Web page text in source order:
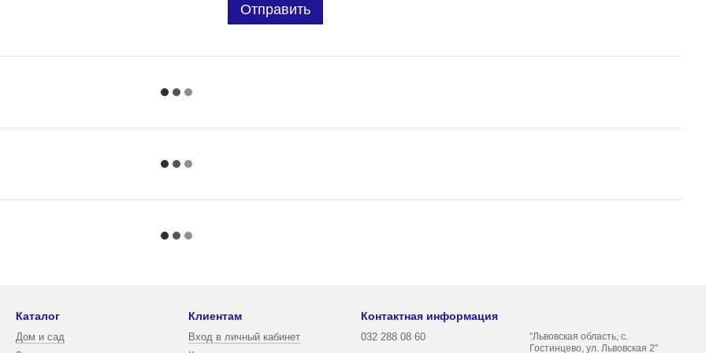
Отправить
Каталог
Дом и сад
Клиентам
Вход в личный кабинет
Контактная информация
032 288 08 60
"Львовская область, с.
Гостинцево, ул. Львовская 2"